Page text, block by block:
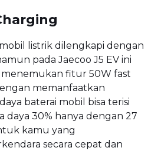
listrik dilengkapi dengan
pada Jaecoo J5 EV ini
menemukan fitur 50W fast
memanfaatkan
baterai mobil bisa terisi
daya 30% hanya dengan 27
kamu yang
secara cepat dan